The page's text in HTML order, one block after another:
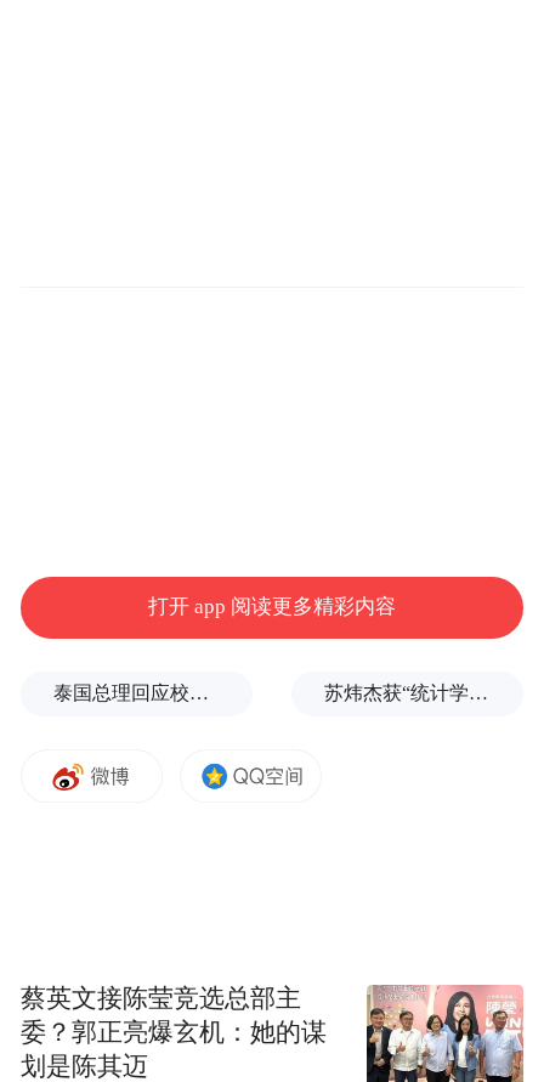
助力企业实现跨越式发展，当年新增成交额
达一千万元，顺利达成年度目标。如今，该
播销售网络，运营集直播孵化、仓储物流、
产业基地，成为华东地区极具影响力的花木
坤艺园林建设有限公司的成长故事，是建行
宿迁分行深耕乡村特色产业的一个缩影。分
行始终将支持特色产业发展作为服务乡村振
打开 app 阅读更多精彩内容
泰国总理回应校园枪击事件：这是很不幸的事情 苏炜杰获“统计学界的诺贝尔奖”，又是北大数院07级
蔡英文接陈莹竞选总部主
委？郭正亮爆玄机：她的谋
划是陈其迈